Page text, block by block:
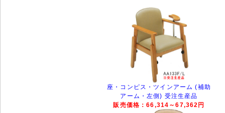
座・コンピス・ツインアーム (補助
アーム・左側) 受注生産品
販売価格：66,314～67,362円